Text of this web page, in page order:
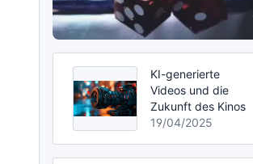
KI-generierte
Videos und die
Zukunft des Kinos
19/04/2025